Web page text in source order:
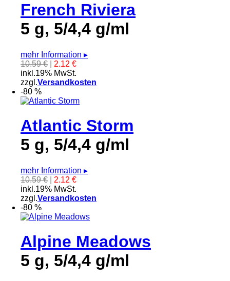
French Riviera
5 g, 5/4,4 g/ml
mehr Information ▸
10.59 €
2.12 €
inkl.19% MwSt.
zzgl.Versandkosten
-80 %
Atlantic Storm
5 g, 5/4,4 g/ml
mehr Information ▸
10.59 €
2.12 €
inkl.19% MwSt.
zzgl.Versandkosten
-80 %
Alpine Meadows
5 g, 5/4,4 g/ml